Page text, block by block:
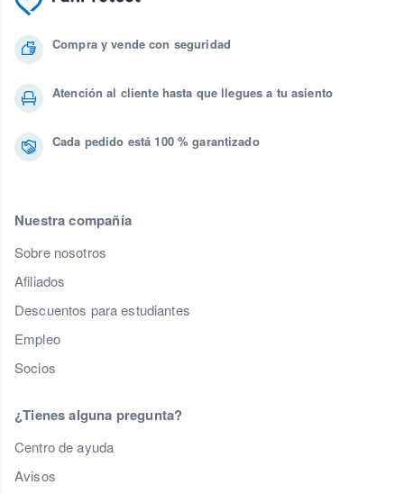
Compra y vende con seguridad
Atención al cliente hasta que llegues a tu asiento
Cada pedido está 100 % garantizado
Nuestra compañía
Sobre nosotros
Afiliados
Descuentos para estudiantes
Empleo
Socios
¿Tienes alguna pregunta?
Centro de ayuda
Avisos